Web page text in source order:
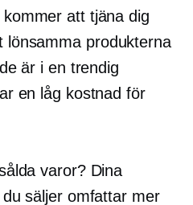
att tjäna dig
lönsamma produkterna
är i en trendig
en låg kostnad för
varor? Dina
säljer omfattar mer